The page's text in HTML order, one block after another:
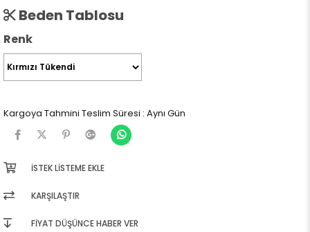
Beden Tablosu
Renk
Kargoya Tahmini Teslim Süresi : Aynı Gün
İSTEK LISTEME EKLE
KARŞILAŞTIR
FIYAT DÜŞÜNCE HABER VER